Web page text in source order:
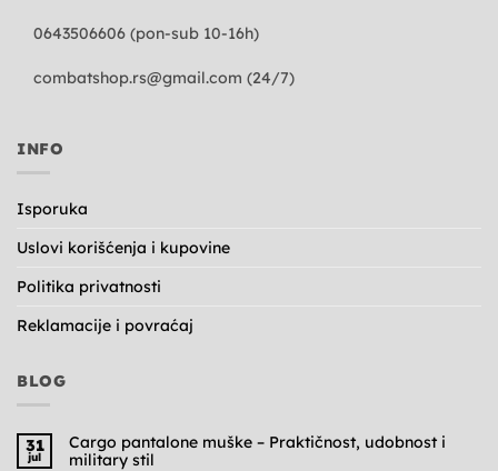
0643506606 (pon-sub 10-16h)
combatshop.rs@gmail.com (24/7)
INFO
Isporuka
Uslovi korišćenja i kupovine
Politika privatnosti
Reklamacije i povraćaj
BLOG
31
jul
Cargo pantalone muške – Praktičnost, udobnost i
military stil